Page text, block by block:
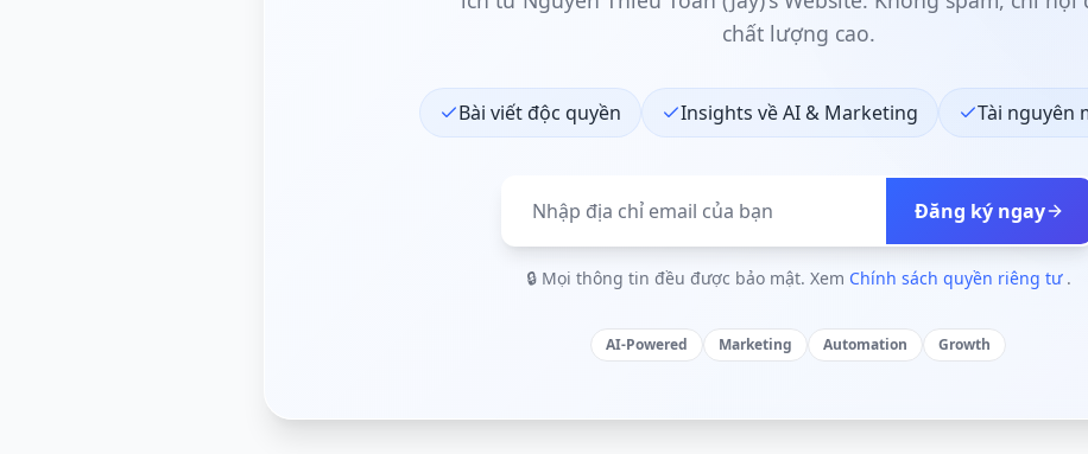
chất lượng cao.
Bài viết độc quyền Insights về AI & Marketing Tài nguyên
Đăng ký ngay
🔒 Mọi thông tin đều được bảo mật. Xem Chính sách quyền riêng tư .
AI-Powered Marketing Automation Growth